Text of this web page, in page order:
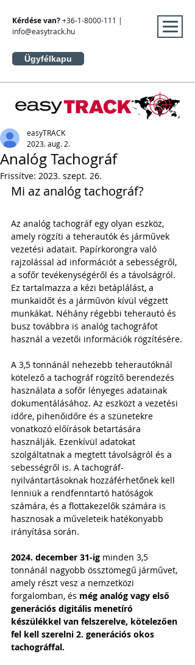
Kérdése van?+36-1-8000-111 |
info@easytrack.hu
Ügyfélkapu
Analóg Tachográf
easyTRACK
2023. aug. 2.
Frissítve: 2023. szept. 26.
Mi az analóg tachográf?
Az analóg tachográf egy olyan eszköz,
amely rögzíti a teherautók és járművek
vezetési adatait. Papírkorongra való
rajzolással ad információt a sebességről,
a sofőr tevékenységéről és a távolságról.
Ez tartalmazza a kézi betáplálást, a
munkaidőt és a járművön kívül végzett
munkákat. Néhány régebbi teherautó és
busz továbbra is analóg tachográfot
használ a vezetői információk rögzítésére.
A 3,5 tonnánál nehezebb teherautóknál
kötelező a tachográf rögzítő berendezés
használata a sofőr lényeges adatainak
dokumentálásához. Az eszközt a vezetési
időre, pihenőidőre és a szünetekre
vonatkozó előírások betartására
használják. Ezenkívül adatokat
szolgáltatnak a megtett távolságról és a
sebességről is. A tachográf-
nyilvántartásoknak hozzáférhetőnek kell
lenniük a rendfenntartó hatóságok
számára, és a flottakezelők számára is
hasznosak a műveleteik hatékonyabb
irányítása során.
2024. december 31-ig minden 3,5
tonnánál nagyobb össztömegű járművet,
amely részt vesz a nemzetközi
forgalomban, és még analóg vagy első
generációs digitális menetíró
készülékkel van felszerelve, kötelezően
fel kell szerelni 2. generációs okos
tachográffal.